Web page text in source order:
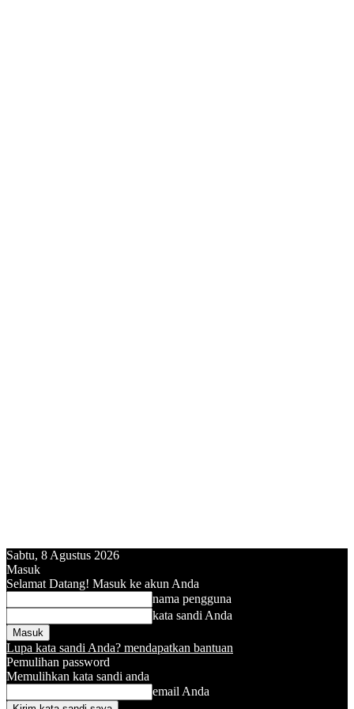
Sabtu, 8 Agustus 2026
Masuk
Selamat Datang! Masuk ke akun Anda
nama pengguna
kata sandi Anda
Lupa kata sandi Anda? mendapatkan bantuan
Pemulihan password
Memulihkan kata sandi anda
email Anda